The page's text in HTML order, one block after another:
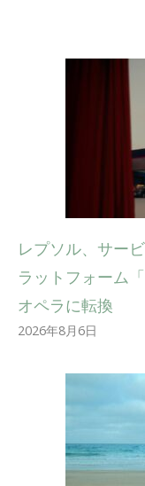
レプソル、サー
ラットフォーム
オペラに転換
2026年8月6日